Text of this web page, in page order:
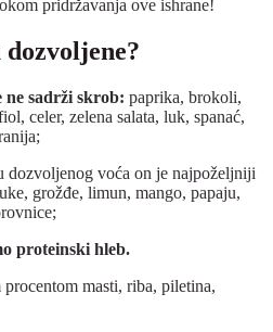
pridržavanja ove ishrane!
ne sadrži skrob: paprika, brokoli,
celer, zelena salata, luk, spanać,
dozvoljenog voća on je najpoželjniji
grožđe, limun, mango, papaju,
proteinski hleb.
masti, riba, piletina,